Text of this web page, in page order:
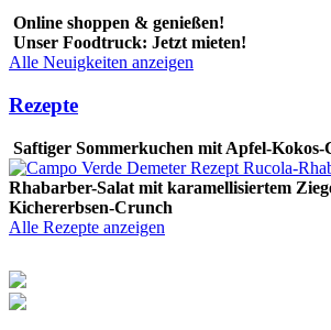
Online shoppen & genießen!
Unser Foodtruck: Jetzt mieten!
Alle Neuigkeiten anzeigen
Rezepte
Saftiger Sommerkuchen mit Apfel-Kokos-
Rhabarber-Salat mit karamellisiertem
Kichererbsen-Crunch
Alle Rezepte anzeigen